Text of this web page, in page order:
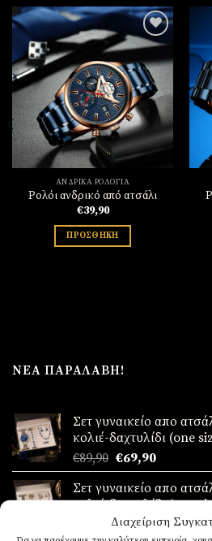
Διαχείριση
Πρόσθήκη
στην
λίστα
επιθυμιών
ΑΝΔΡΙΚΆ ΡΟΛΌΓΙΑ
Ρολόι ανδρικό από ατσάλι
€39,90
ΠΡΟΣΘΉΚΗ
ΝΈΑ ΠΑΡΑΛΑΒΉ!
Σετ γυναικείο απο
κολιέ-δαχτυλίδι (one
€89,90 Original
price
was:
€69,90Η
τρέχουσα
τιμή
€69,90.
Σετ γυναικείο απο
κολιέ-δαχτυλίδι (one
Original
€69,90Η